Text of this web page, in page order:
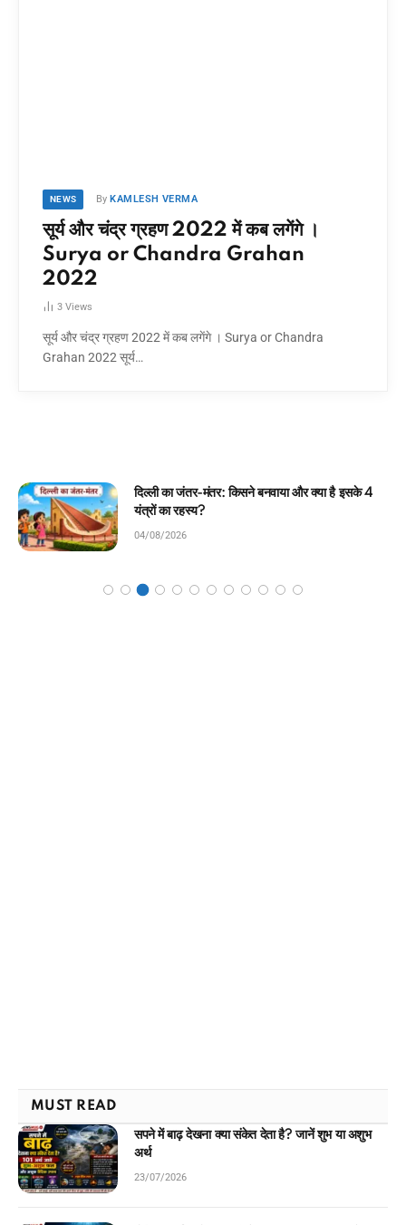
NEWS By KAMLESH VERMA
सूर्य और चंद्र ग्रहण 2022 में कब लगेंगे ।
Surya or Chandra Grahan
2022
3 Views
सूर्य और चंद्र ग्रहण 2022 में कब लगेंगे । Surya or Chandra
Grahan 2022 सूर्य…
बनवाया और क्या है इसके 4
घमंडी मोर और समझदार
MUST READ
सपने में बाढ़ देखना क्या संकेत देता है? जानें शुभ या अशुभ
अर्थ
23/07/2026